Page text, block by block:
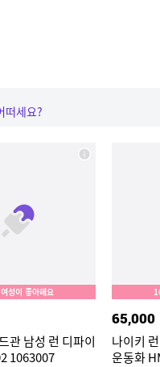
떠세요?
성이 좋아해요
관 남성 런 디파이
1063007
65,000
나이키
운동화